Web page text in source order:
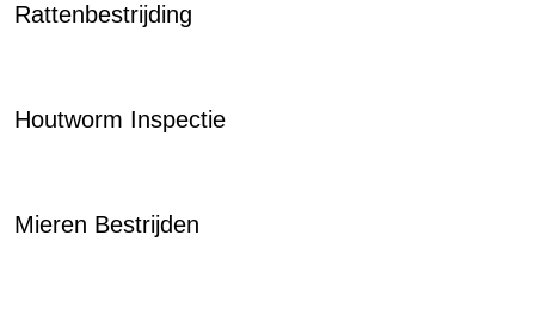
Rattenbestrijding
Houtworm Inspectie
Mieren Bestrijden